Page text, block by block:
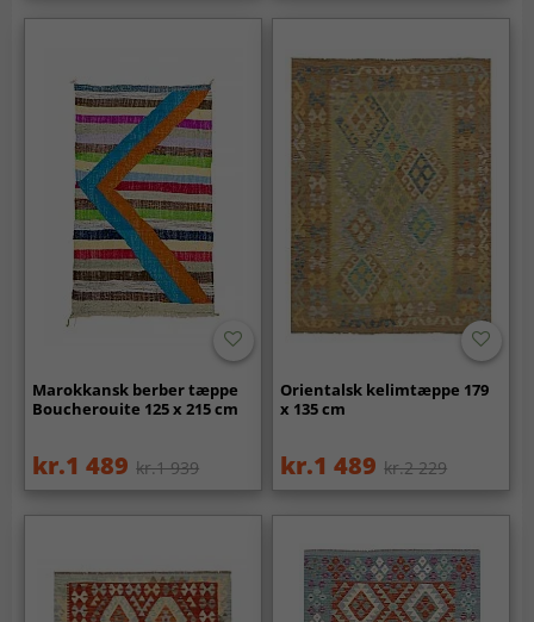
Marokkansk berber tæppe
Boucherouite 125 x 215 cm
kr.1 489 kr.1 939
Orientalsk kelimtæppe 179
x 135 cm
kr.1 489 kr.2 229